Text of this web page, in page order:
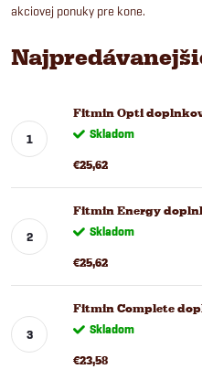
akciovej ponuky pre kone.
Fitmin Opti
Skladom
€25,62
Fitmin Energy
Skladom
€25,62
Fitmin Complete
Skladom
€23,58